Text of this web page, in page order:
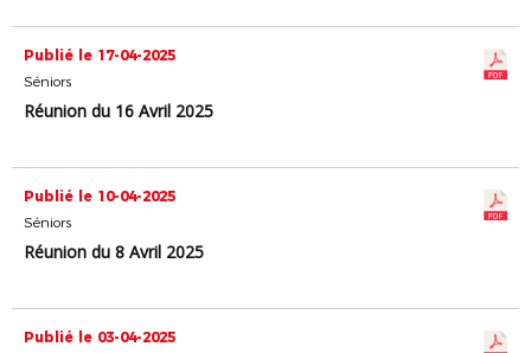
Publié le 17-04-2025
Séniors
Réunion du 16 Avril 2025
Publié le 10-04-2025
Séniors
Réunion du 8 Avril 2025
Publié le 03-04-2025